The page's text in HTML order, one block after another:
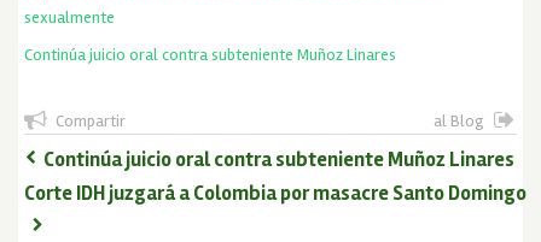
sexualmente
Continúa juicio oral contra subteniente Muñoz Linares
Compartir al Blog
Continúa juicio oral contra subteniente Muñoz Linares
Corte IDH juzgará a Colombia por masacre Santo Domingo